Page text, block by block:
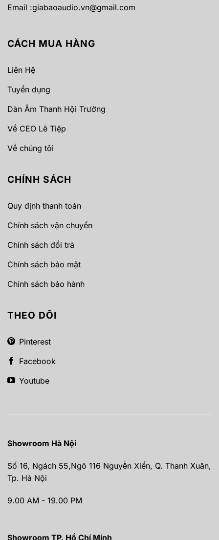
Email :giabaoaudio.vn@gmail.com
CÁCH MUA HÀNG
Liên Hệ
Tuyển dụng
Dàn Âm Thanh Hội Trường
Về CEO Lê Tiệp
Về chúng tôi
CHÍNH SÁCH
Quy định thanh toán
Chính sách vận chuyển
Chính sách đổi trả
Chính sách bảo mật
Chính sách bảo hành
THEO DÕI
Pinterest
Facebook
Youtube
Showroom Hà Nội
Số 16, Ngách 55,Ngõ 116 Nguyễn Xiển, Q. Thanh Xuân,
Tp. Hà Nội
9.00 AM - 19.00 PM
Showroom TP. Hồ Chí Minh